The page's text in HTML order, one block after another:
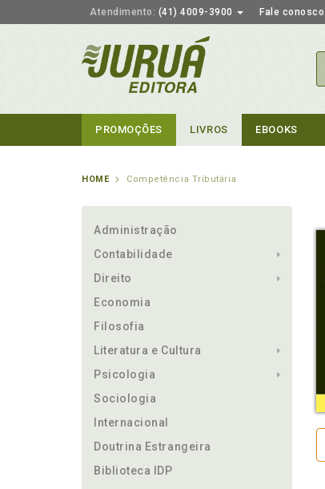
Atendimento: (41) 4009-3900 Fale conosco
PROMOÇÕES LIVROS EBOOKS
HOME Competência Tributária
Administração
Contabilidade
Direito
Economia
Filosofia
Literatura e Cultura
Psicologia
Sociologia
Internacional
Doutrina Estrangeira
Biblioteca IDP